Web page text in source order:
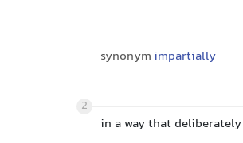
synonym impartially
2
in a way that